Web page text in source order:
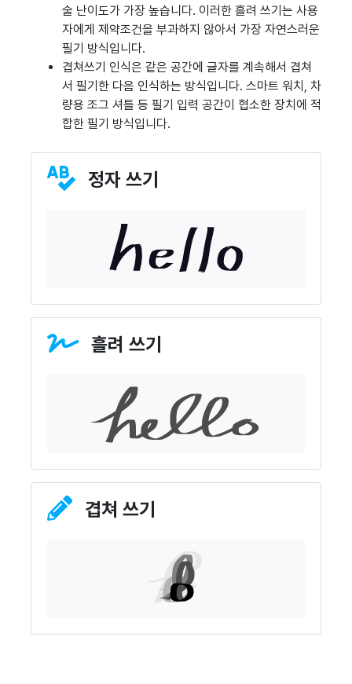
술 난이도가 가장 높습니다. 이러한 흘려 쓰기는 사용
자에게 제약조건을 부과하지 않아서 가장 자연스러운
필기 방식입니다.
겹쳐쓰기 인식은 같은 공간에 글자를 계속해서 겹쳐
서 필기한 다음 인식하는 방식입니다. 스마트 워치, 차
량용 조그 셔틀 등 필기 입력 공간이 협소한 장치에 적
합한 필기 방식입니다.
정자 쓰기
흘려 쓰기
겹쳐 쓰기